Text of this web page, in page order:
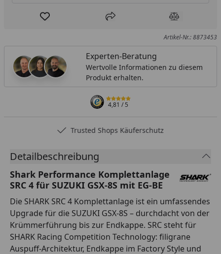
Produkt zur Wunschliste hinzufügen
Teilen Produkt
Artikel-Nr.: 8873453
Experten-Beratung
Wertvolle Informationen zu diesem
Produkt erhalten.
4,81/ 5
Trusted Shops Käuferschutz
Detailbeschreibung
Shark Performance Komplettanlage
SRC 4 für SUZUKI GSX-8S mit EG-BE
Die SHARK SRC 4 Komplettanlage ist ein umfassendes
Upgrade für die SUZUKI GSX-8S – durchdacht von der
Krümmerführung bis zur Endkappe. SRC steht für
SHARK Racing Competition Technology: filigrane
Auspuff-Architektur, Endkappe im Factory Style und